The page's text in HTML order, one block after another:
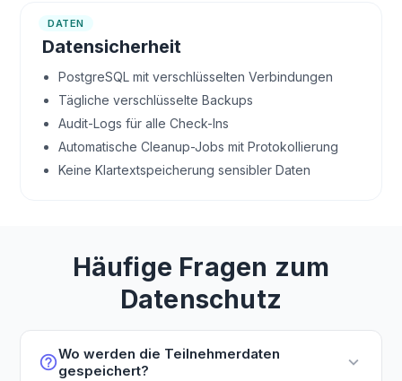
DATEN
Datensicherheit
PostgreSQL mit verschlüsselten Verbindungen
Tägliche verschlüsselte Backups
Audit-Logs für alle Check-Ins
Automatische Cleanup-Jobs mit Protokollierung
Keine Klartextspeicherung sensibler Daten
Häufige Fragen zum
Datenschutz
help_outlineWo werden die Teilnehmerdaten
gespeichert?
expand_more